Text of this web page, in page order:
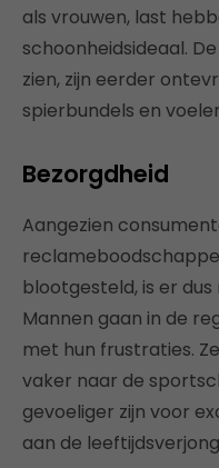
als vrouwen, last
schoonheidsideaal.
zien, zijn eerder
spierbundels en
Bezorgdheid
Aangezien
blootgesteld, is er
Mannen gaan in de
met hun frustraties.
vaker naar de
gevoeliger zijn voor
aan de